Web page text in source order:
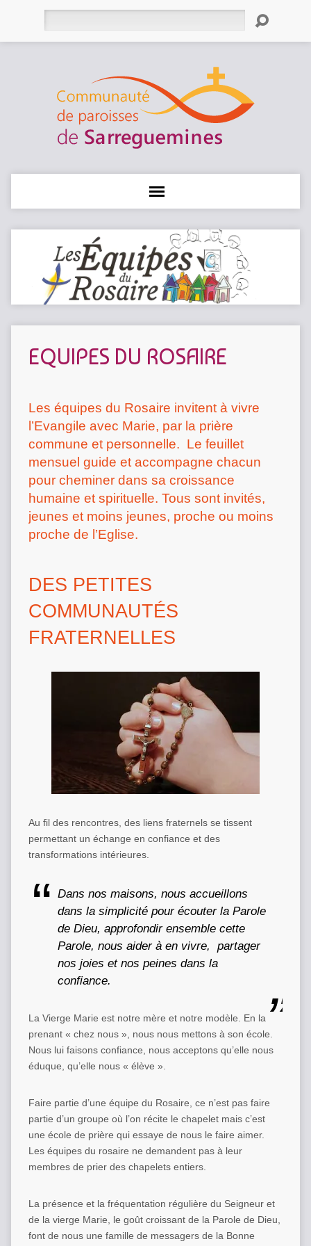
EQUIPES DU ROSAIRE
Les équipes du Rosaire invitent à vivre
l’Evangile avec Marie, par la prière
commune et personnelle. Le feuillet
mensuel guide et accompagne chacun
pour cheminer dans sa croissance
humaine et spirituelle. Tous sont invités,
jeunes et moins jeunes, proche ou moins
proche de l’Eglise.
DES PETITES
COMMUNAUTÉS
FRATERNELLES
Au fil des rencontres, des liens fraternels se tissent
permettant un échange en confiance et des
transformations intérieures.
Dans nos maisons, nous accueillons
dans la simplicité pour écouter la Parole
de Dieu, approfondir ensemble cette
Parole, nous aider à en vivre, partager
nos joies et nos peines dans la
confiance.
La Vierge Marie est notre mère et notre modèle. En la
prenant « chez nous », nous nous mettons à son école.
Nous lui faisons confiance, nous acceptons qu’elle nous
éduque, qu’elle nous « élève ».
Faire partie d’une équipe du Rosaire, ce n’est pas faire
partie d’un groupe où l’on récite le chapelet mais c’est
une école de prière qui essaye de nous le faire aimer.
Les équipes du rosaire ne demandent pas à leur
membres de prier des chapelets entiers.
La présence et la fréquentation régulière du Seigneur et
de la vierge Marie, le goût croissant de la Parole de Dieu,
font de nous une famille de messagers de la Bonne